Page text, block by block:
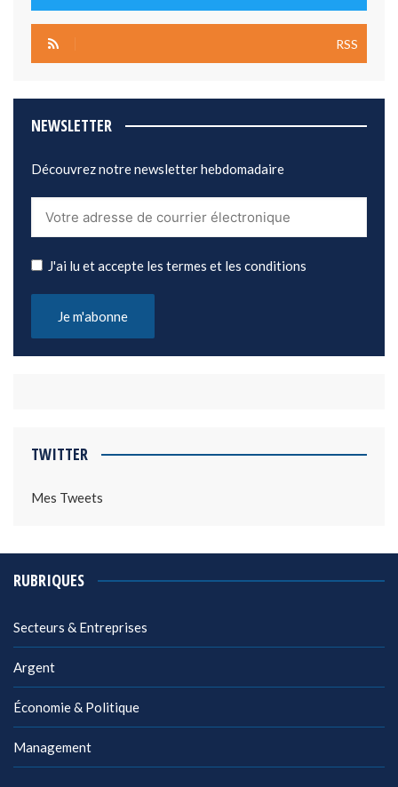
RSS
NEWSLETTER
Découvrez notre newsletter hebdomadaire
J'ai lu et accepte les termes et les conditions
TWITTER
Mes Tweets
RUBRIQUES
Secteurs & Entreprises
Argent
Économie & Politique
Management